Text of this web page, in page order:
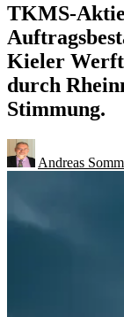
TKMS-
Kieler
durch
Stimmung.
Andreas